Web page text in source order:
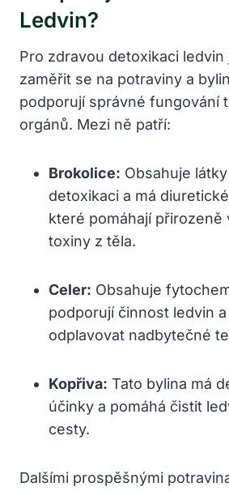
Ledvin?
Pro zdravou detoxikaci ledvin
zaměřit se na potraviny a
podporují správné fungování
orgánů. Mezi ně patří:
Brokolice: Obsahuje
detoxikaci a má
které pomáhají přirozeně
toxiny z těla.
Celer: Obsahuje
podporují činnost ledvin
odplavovat nadbytečné
Kopřiva: Tato bylina má
účinky a pomáhá čistit
cesty.
Dalšími prospěšnými